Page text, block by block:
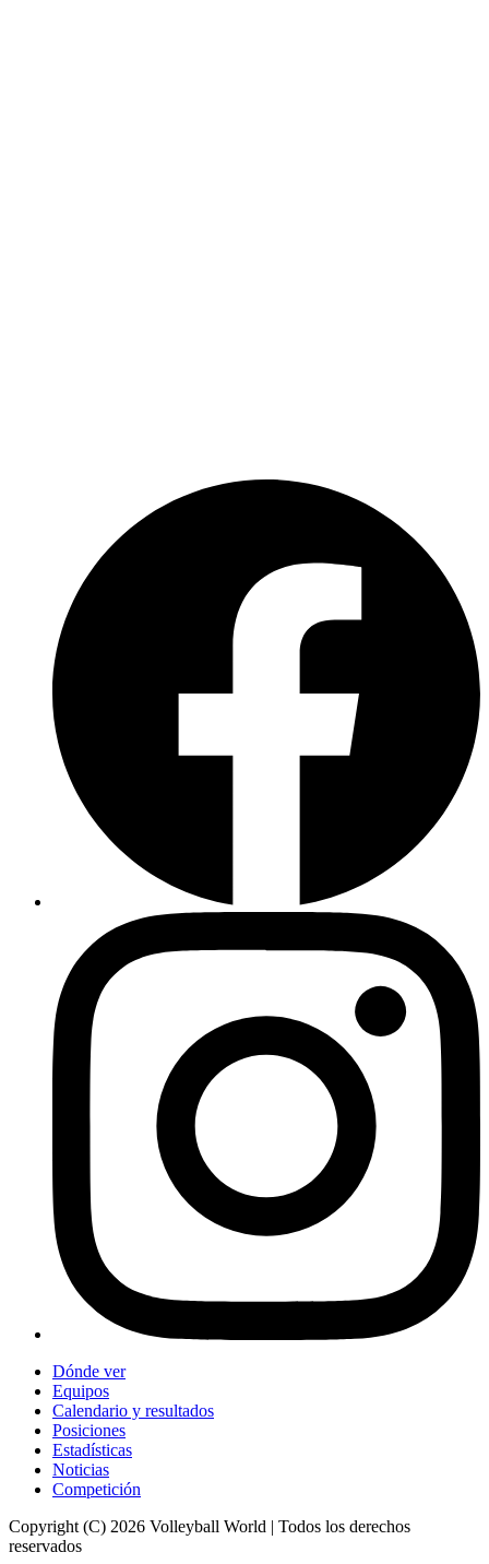
Dónde ver
Equipos
Calendario y resultados
Posiciones
Estadísticas
Noticias
Competición
Copyright (C) 2026 Volleyball World | Todos los derechos
reservados